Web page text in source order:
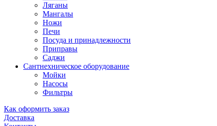
Ляганы
Мангалы
Ножи
Печи
Посуда и принадлежности
Приправы
Саджи
Сантнехническое оборудование
Мойки
Насосы
Фильтры
Как оформить заказ
Доставка